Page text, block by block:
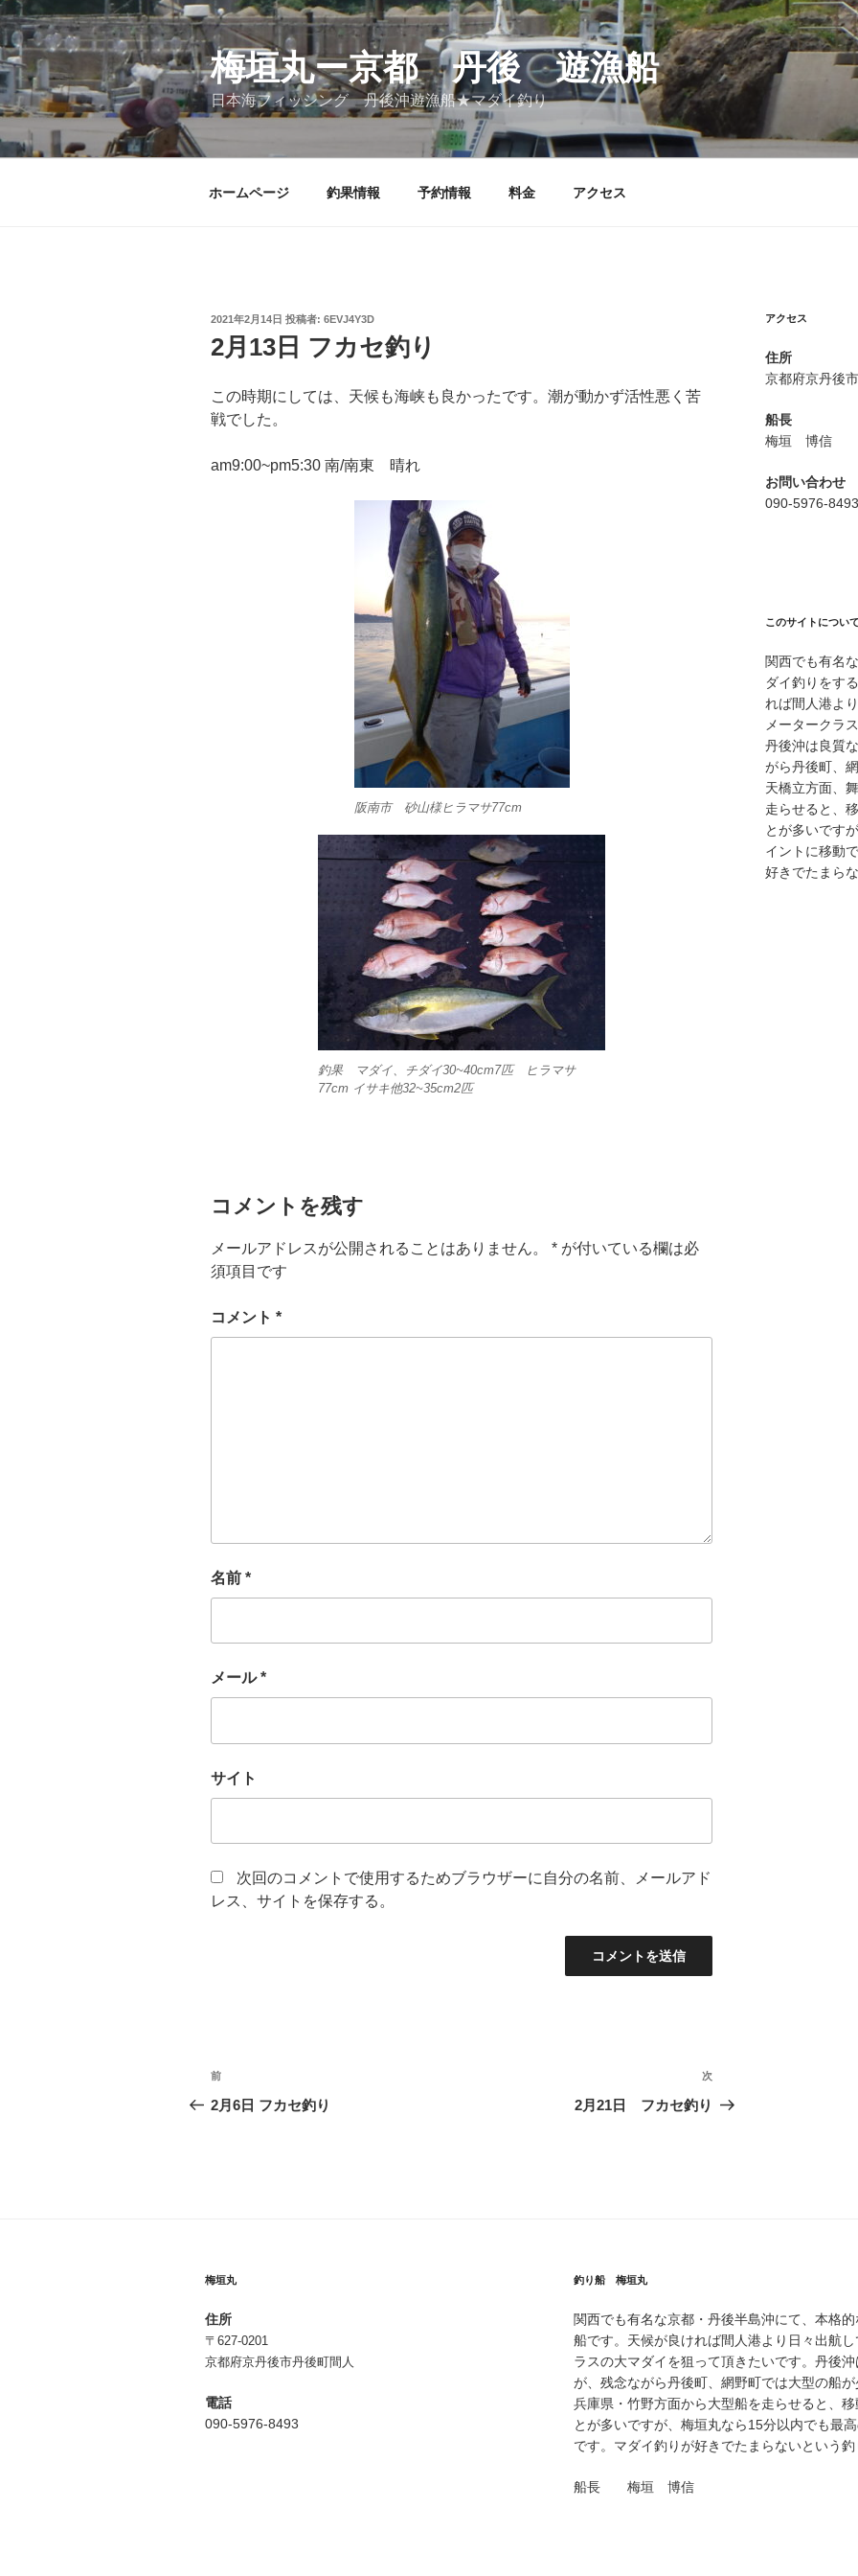
コ
ン
テ
ン
ツ
ス
梅垣丸ー京都 丹後 遊漁船
日本海フィッシング 丹後沖遊漁船★マダイ釣り
ホームページ 釣果情報 予約情報 料金 アクセス
投
日:
2021年2月14日 投稿者: 6EVJ4Y3D
2月13日 フカセ釣り
この時期にしては、天候も海峡も良かったです。潮が動かず活性悪く苦
戦でした。
am9:00~pm5:30 南/南東 晴れ
阪南市 砂山様ヒラマサ77cm
釣果 マダイ、チダイ30~40cm7匹 ヒラマサ
77cm イサキ他32~35cm2匹
コメントを残す
メールアドレスが公開されることはありません。 * が付いている欄は必
須項目です
コメント *
名前 *
メール*
サイト
次回のコメントで使用するためブラウザーに自分の名前、メールアド
レス、サイトを保存する。
投
稿
シ
ョ
ン
前
の
前
2月6日 フカセ釣り
次
の
次
2月21日 フカセ釣り
アクセス
住所
京都府京丹後
船長
梅垣 博信
お問い合わせ
090-5976-8493
このサイトについて
関西でも有名
ダイ釣りをす
れば間人港よ
メータークラ
丹後沖は良質
がら丹後町、
天橋立方面、
走らせると、
とが多いです
イントに移動
好きでたまら
梅垣丸
住所
〒627-0201
京都府京丹後市丹後町間人
電話
090-5976-8493
釣り船 梅垣丸
関西でも有名な京都・丹後半島沖にて、本格
船です。天候が良ければ間人港より日々出航
ラスの大マダイを狙って頂きたいです。丹後
が、残念ながら丹後町、網野町では大型の船
兵庫県・竹野方面から大型船を走らせると、
とが多いですが、梅垣丸なら15分以内でも最
です。マダイ釣りが好きでたまらないという釣
船長 梅垣 博信